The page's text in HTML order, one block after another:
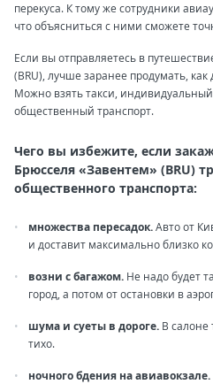
перекуса. К тому же сотрудники
что объясниться с ними сможете
Если вы отправляетесь в
(BRU), лучше заранее продумать, как
Можно взять такси,
общественный транспорт.
Чего вы избежите, если
Брюсселя «Завентем» (BRU)
общественного транспорта:
множества пересадок.Авто от
и доставит максимально близко
возни с багажом. Не надо будет
город, а потом от остановки в
шума и суеты в дороге. В салоне
тихо.
ночного бдения на авиавокзале.